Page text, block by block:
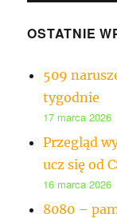
OSTATNIE
509
tygodnie
17 marca 2026
Przegląd
ucz się od
16 marca 2026
8080 –